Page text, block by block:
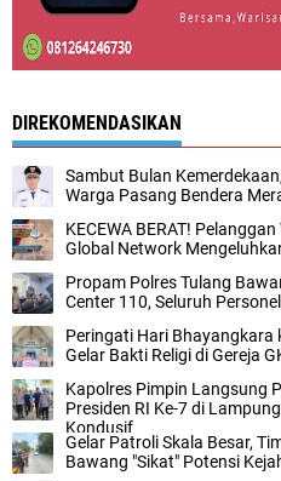
DIREKOMENDASIKAN
Sambut Bulan
Warga Pasang Bendera
KECEWA BERAT!
Global Network
Propam Polres Tulang
Center 110, Seluruh
Peringati Hari Bhayangkara
Gelar Bakti Religi di Gereja
Kapolres Pimpin Langsung
Presiden RI Ke-7 di
Kondusif
Gelar Patroli Skala Besar,
Bawang "Sikat" Potensi